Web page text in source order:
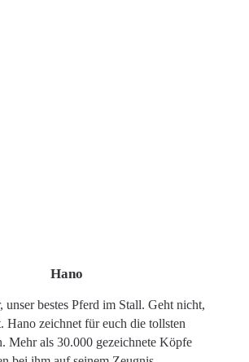
Hano
unser bestes Pferd im Stall. Geht nicht,
Hano zeichnet für euch die tollsten
Mehr als 30.000 gezeichnete Köpfe